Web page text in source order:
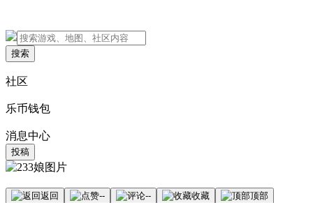
搜索
社区
乐币钱包
消息中心
投稿
返回 -- -- 收藏 顶部